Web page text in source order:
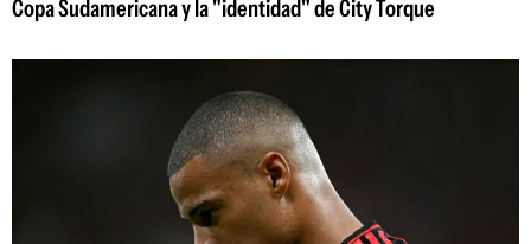
Copa Sudamericana y la "identidad" de City Torque